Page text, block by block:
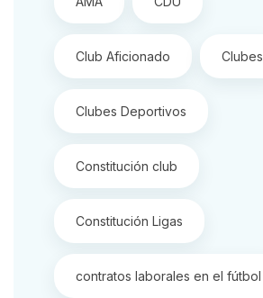
Club Aficionado Clubes
Clubes Deportivos
Constitución club
Constitución Ligas
contratos laborales en el fútbol